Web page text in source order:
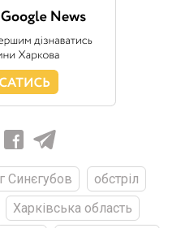
Синєгубов
обстріл
Харківська область